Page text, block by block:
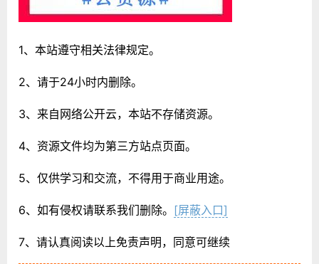
1、本站遵守相关法律规定。
2、请于24小时内删除。
3、来自网络公开云，本站不存储资源。
4、资源文件均为第三方站点页面。
5、仅供学习和交流，不得用于商业用途。
6、如有侵权请联系我们删除。 [屏蔽入口]
7、请认真阅读以上免责声明，同意可继续